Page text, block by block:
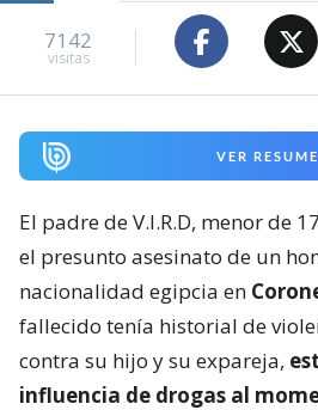
7142
visitas
VER
El padre de V.I.R.D, menor de
el presunto asesinato de un
nacionalidad egipcia en
fallecido tenía historial de
contra su hijo y su expareja,
influencia de drogas al